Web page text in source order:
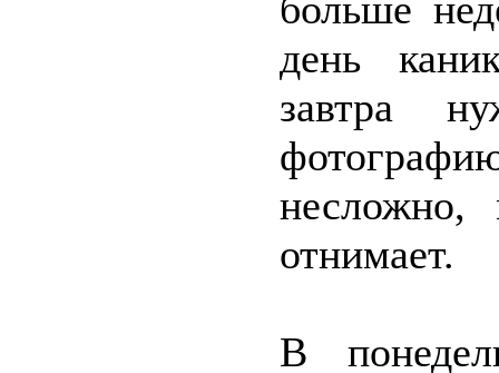
больше
день
завтра
несложно,
отнимает.
В